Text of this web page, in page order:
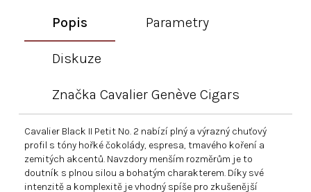
Popis Parametry
Diskuze
Značka Cavalier Genève Cigars
Cavalier Black II Petit No. 2 nabízí plný a výrazný chuťový
profil s tóny hořké čokolády, espresa, tmavého koření a
zemitých akcentů. Navzdory menším rozměrům je to
doutník s plnou silou a bohatým charakterem. Díky své
intenzitě a komplexitě je vhodný spíše pro zkušenější